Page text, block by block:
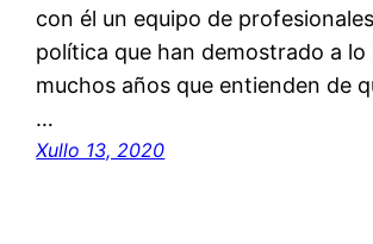
con él un equipo de
política que han demostrado a lo
muchos años que entienden de
…
Xullo 13, 2020